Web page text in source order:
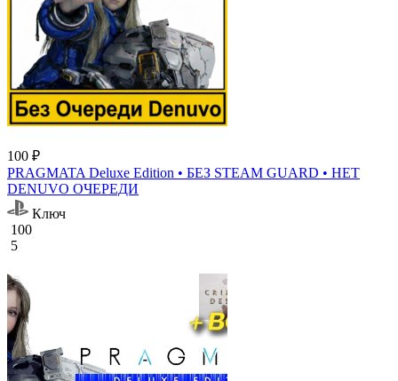
100 ₽
PRAGMATA Deluxe Edition • БЕЗ STEAM GUARD • НЕТ
DENUVO ОЧЕРЕДИ
Ключ
100
5